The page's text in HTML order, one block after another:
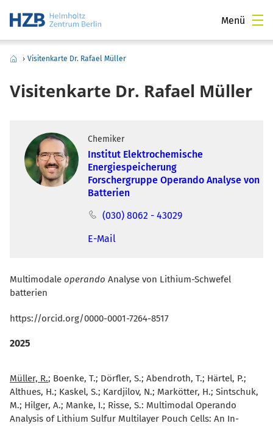
Menü
› Visitenkarte Dr. Rafael Müller
Visitenkarte Dr. Rafael Müller
Chemiker
Institut Elektrochemische
Energiespeicherung
Forschergruppe Operando Analyse von
Batterien
(030) 8062 - 43029
E-Mail
Multimodale operando Analyse von Lithium-Schwefel
batterien
https://orcid.org/0000-0001-7264-8517
2025
Müller, R.; Boenke, T.; Dörfler, S.; Abendroth, T.; Härtel, P.;
Althues, H.; Kaskel, S.; Kardjilov, N.; Markötter, H.; Sintschuk,
M.; Hilger, A.; Manke, I.; Risse, S.: Multimodal Operando
Analysis of Lithium Sulfur Multilayer Pouch Cells: An In-